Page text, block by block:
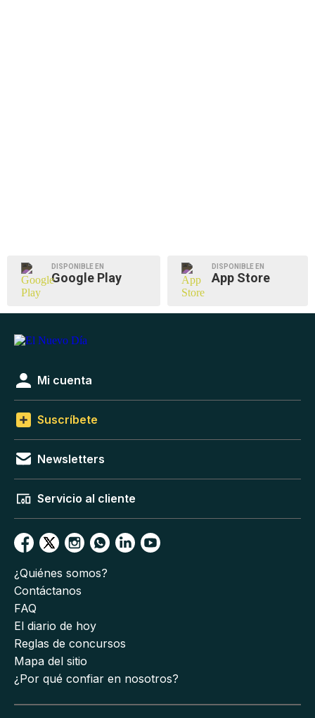
DISPONIBLE EN
Google Play
DISPONIBLE EN
App Store
Mi cuenta
Suscríbete
Newsletters
Servicio al cliente
¿Quiénes somos?
Contáctanos
FAQ
El diario de hoy
Reglas de concursos
Mapa del sitio
¿Por qué confiar en nosotros?